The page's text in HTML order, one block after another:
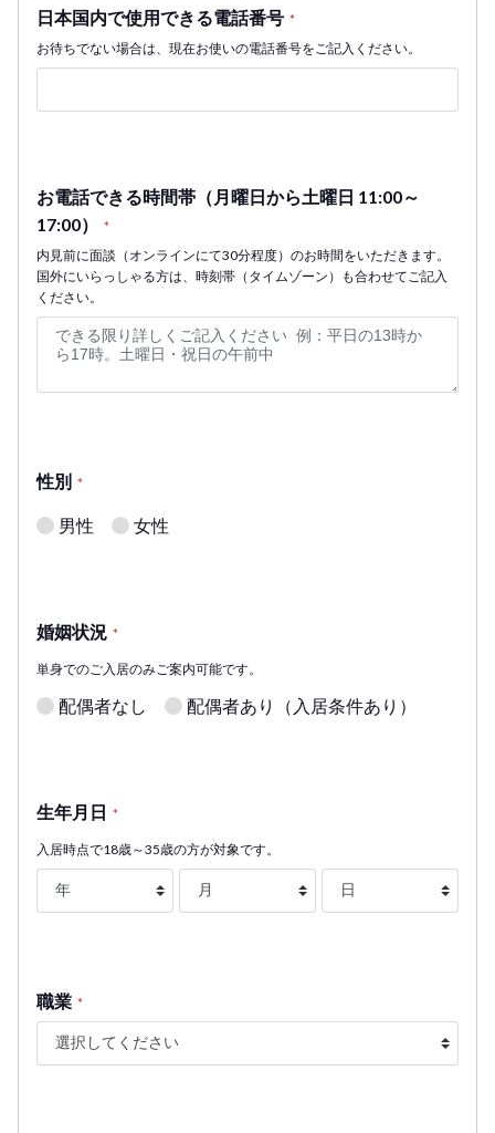
日本国内で使用できる電話番号 *
お待ちでない場合は、現在お使いの電話番号をご記入ください。
お電話できる時間帯（月曜日から土曜日 11:00～
17:00）
*
内見前に面談（オンラインにて30分程度）のお時間をいただきます。
国外にいらっしゃる方は、時刻帯（タイムゾーン）も合わせてご記入
ください。
性別 *
男性 女性
婚姻状況 *
単身でのご入居のみご案内可能です。
配偶者なし 配偶者あり（入居条件あり）
生年月日 *
入居時点で18歳～35歳の方が対象です。
職業 *